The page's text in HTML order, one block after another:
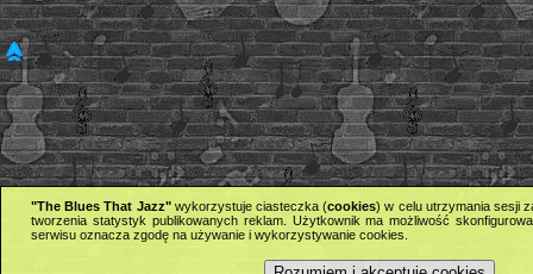
"The Blues That Jazz"wykorzystuje ciasteczka (cookies) w celu utrzymania sesji
tworzenia statystyk publikowanych reklam. Użytkownik ma możliwość
serwisu oznacza zgodę na używanie i wykorzystywanie cookies.